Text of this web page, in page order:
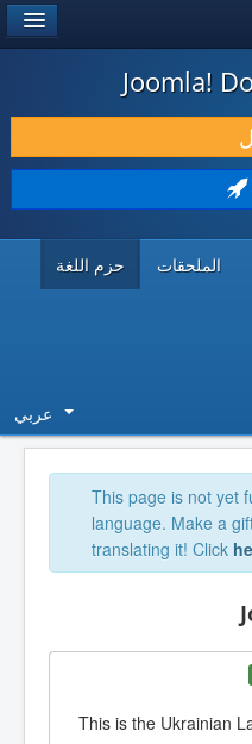
Joomla!
الملحقات حزم اللغة
عربي
This page is not yet
language. Make a
translating it! Click
This is the Ukrainian